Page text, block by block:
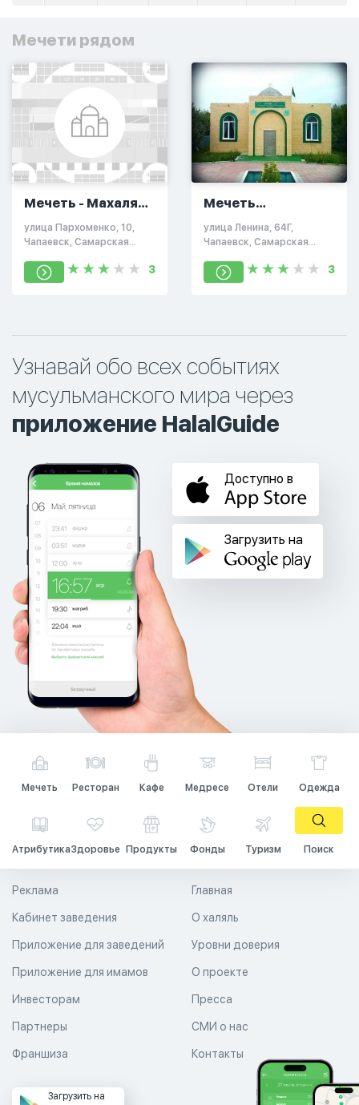
Мечети рядом
Мечеть - Махаля
улица Пархоменко, 10,
Чапаевск, Самарская
3
Мечеть
"Мирмамеда"
улица Ленина, 64Г,
Чапаевск, Самарская
3
Узнавай обо всех событиях
мусульманского мира через
приложение HalalGuide
Доступно в
Загрузить на
Мечеть Ресторан Кафе Медресе Отели Одежда
АтрибутикаЗдоровье Продукты Фонды Туризм Поиск
Главная
О халяль
Уровни доверия
Реклама
Кабинет заведения
Приложение для заведений
Приложение для имамов О проекте
Пресса
СМИ о нас
Контакты
Инвесторам
Партнеры
Франшиза
Загрузить на